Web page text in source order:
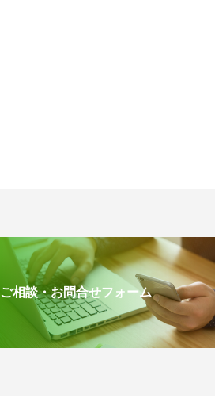
ご相談・お問合せフォーム